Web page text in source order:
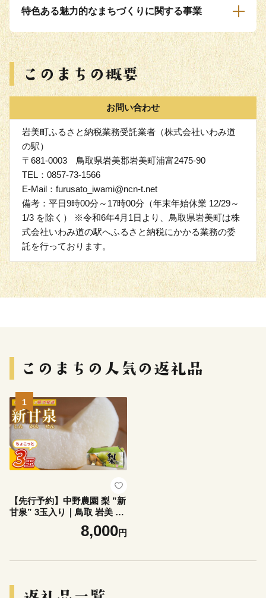
特色ある魅力的なまちづくりに関する事業
お問い合わせ
岩美町ふるさと納税業務受託業者（株式会社いわみ道
の駅）
〒681-0003 鳥取県岩美郡岩美町浦富2475-90
TEL：0857-73-1566
E-Mail：furusato_iwami@ncn-t.net
備考：平日9時00分～17時00分（年末年始休業 12/29～
1/3 を除く） ※令和6年4月1日より、鳥取県岩美町は株
式会社いわみ道の駅へふるさと納税にかかる業務の委
託を行っております。
1
【先行予約】中野農園 梨 ”新
甘泉” 3玉入り｜鳥取 岩美 梨
常温 ※お届けは2026年8月下
8,000円